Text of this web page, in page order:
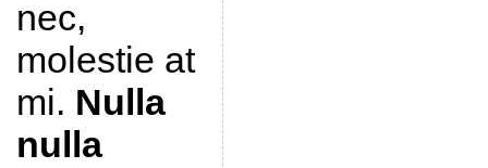
nec,
molestie at
mi. Nulla
nulla